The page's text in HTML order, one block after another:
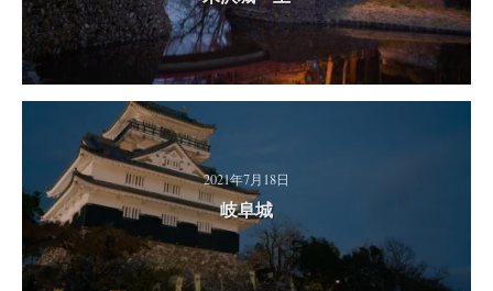
2021年7月18日
岐阜城